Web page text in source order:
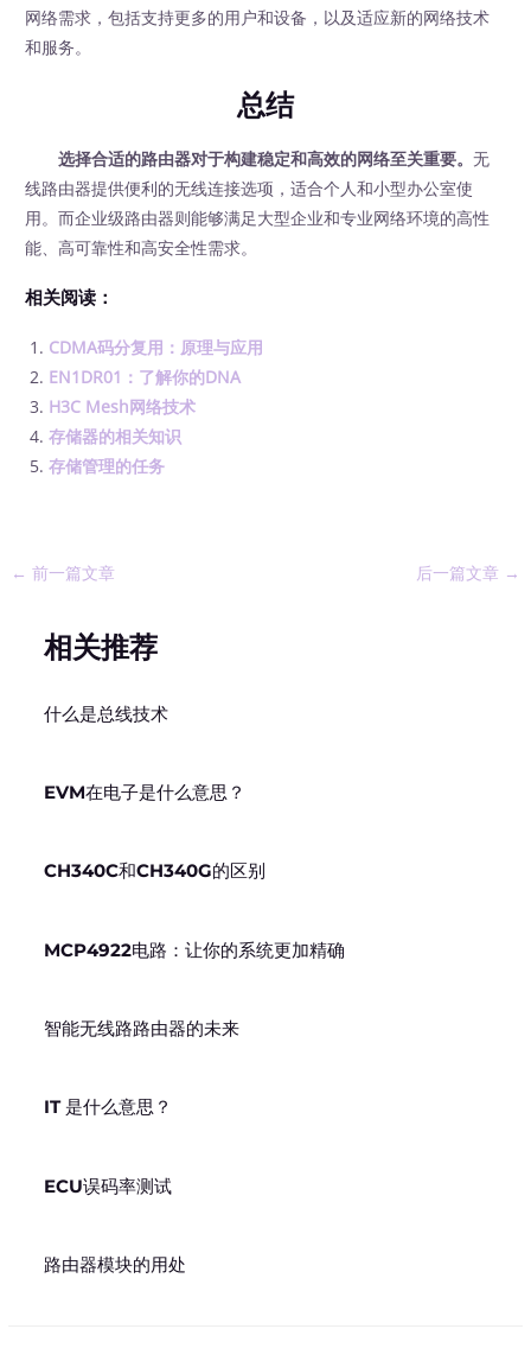
网络需求，包括支持更多的用户和设备，以及适应新的网络技术
和服务。
总结
选择合适的路由器对于构建稳定和高效的网络至关重要。无
线路由器提供便利的无线连接选项，适合个人和小型办公室使
用。而企业级路由器则能够满足大型企业和专业网络环境的高性
能、高可靠性和高安全性需求。
相关阅读：
CDMA码分复用：原理与应用
EN1DR01：了解你的DNA
H3C Mesh网络技术
存储器的相关知识
存储管理的任务
← 前一篇文章 后一篇文章 →
相关推荐
什么是总线技术
EVM在电子是什么意思？
CH340C和CH340G的区别
MCP4922电路：让你的系统更加精确
智能无线路路由器的未来
IT 是什么意思？
ECU误码率测试
路由器模块的用处